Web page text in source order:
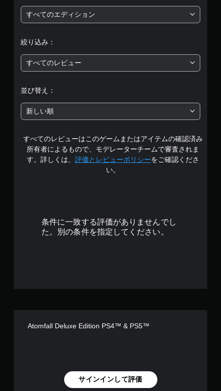
均
価
は
段
階
中
の
すべてのエディション
絞り込み：
すべてのレビュー
並び替え：
新しい順
すべてのレビューはこのゲームまたはアイテムの確認済み
所有者によるもので、モデレーターチームで審査されま
す。詳しくは、 評価とレビューポリシーをご確認くださ
い。
条件に一致する評価がありませんでし
た。別の条件を指定してください。
Atomfall Deluxe Edition PS4™ & PS5™
サインインして評価